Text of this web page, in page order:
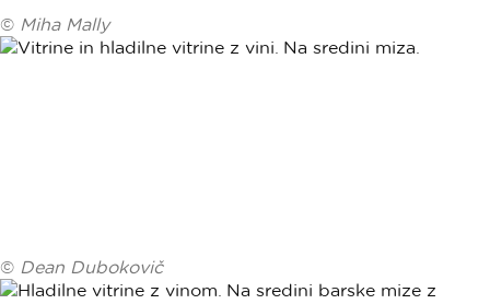
© Miha Mally
© Dean Dubokovič